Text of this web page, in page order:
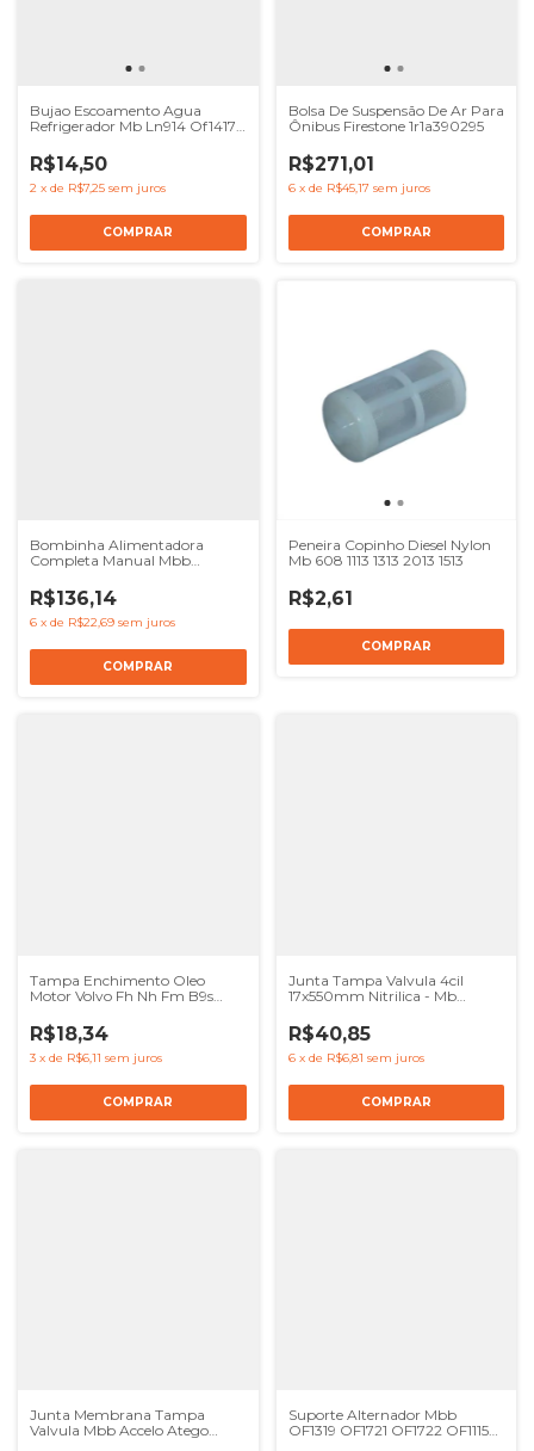
Bujao Escoamento Agua
Refrigerador Mb Ln914 Of1417
R$14,50
2 x de R$7,25 sem juros
Bolsa De Suspensão De Ar Para
Ônibus Firestone 1r1a390295
R$271,01
6 x de R$45,17 sem juros
Bombinha Alimentadora
Completa Manual Mbb
R$136,14
6 x de R$22,69 sem juros
Peneira Copinho Diesel Nylon
Mb 608 1113 1313 2013 1513
R$2,61
Tampa Enchimento Oleo
Motor Volvo Fh Nh Fm B9s
R$18,34
3 x de R$6,11 sem juros
Junta Tampa Valvula 4cil
17x550mm Nitrilica - Mb
R$40,85
6 x de R$6,81 sem juros
Junta Membrana Tampa
Valvula Mbb Accelo Atego
Suporte Alternador Mbb
OF1319 OF1721 OF1722 OF1115